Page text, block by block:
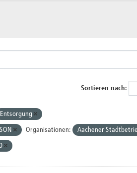
Sortieren nach
Entsorgung
Organisationen: Aachener